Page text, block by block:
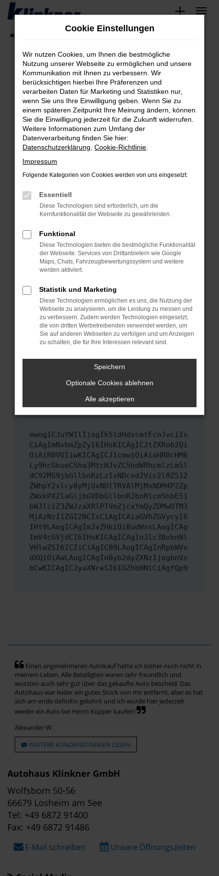
Zum
springen
Fehler: Network Error
Beim Laden ist ein Fehler aufgetreten.
Hier sind ein paar Tipps, die dir helfen können:
Überprüfe deine Firewall und deine
Internetverbindung.
Laden andere Webseiten, zum Beispiel deine
Suchmaschine?
Prüfe deine Browsererweiterungen.
können das Laden bestimmter Seiten
verhindern. Funktioniert die Seite in einem
anderen Browser oder in einem privaten
Starte dein Gerät neu.
Das kann manchmal helfen, vorübergehende
Probleme zu beheben.
Betriebssystem auf dem neuesten Stand
sind.
Veraltete Software birgt nicht nur ein
Sicherheitsrisiko, sondern kann auch dazu
führen, dass bestimmte Funktionen nicht mehr
unterstützt werden.
Wende dich an den Webseitenbetreiber.
Wenn du alle oben genannten Schritte versucht
hast, kontaktiere uns bitte. Wir werden
versuchen, das Problem zu beheben. Du kannst
uns diesen Text schicken, um uns bei der
ewogICJuYW1lIjogIk5ldHdvcmtFcnJvciIs
CiAgImNvbmZpZyI6IHsKICAgICJtZXRob2Qi
OiAiR0VUIiwKICAgICJ1cmwiOiAiaHR0cHM6
Ly9hcGkueC5ha3MtcHJvZC5hdWRhcmlzLm5l
dC92MS9jbGllbnRzLzIxNDcvd2Vic2l0ZS12
ZWhpY2xlcy8yMjUxNDlTRVAlMjMxNDM4P2Zp
ZWxkPXZlaGljbGVDbGllbnRJbnRlcm5hbE51
bWJlciZ3ZWJzaXRlPTVmZjcxYmQyZDMwOTM3
MjAzNzI1ZGI2NCIsCiAgICAiaGVhZGVycyI6
IHt9LAogICAgImJvZHkiOiBudWxsLAogICAg
ImV4cGVjdCI6IHsKICAgICAgInJlc3BvbnNl
VHlwZSI6ICIiCiAgICB9LAogICAgInRpbWVv
dXQiOiAwLAogICAgInByb2dyZXNzIjogbnVs
bCwKICAgICJyaXNreSI6IGZhbHNlCiAgfQp9
Einen angenehmeren Autokauf hatte ich bisher noch nicht in
meinem Leben. Alle Beteiligten waren sehr freundlich und
wussten auch sehr gut über das gekaufte Auto bescheid. Das
Autohaus war leider ein gutes Stück von mir entfernt, aber es hat
sich am ende definitiv gelohnt und ich würde hier jederzeit
wieder ein Auto bei Herrn Küpper kaufen!
Alexander W.
WEITERE KUNDENSTIMMEN LESEN
Autohaus Klinkner GmbH
Wolfsborn 50-56
66679 Losheim am See
Tel: +49 6872 91400
Fax: +49 6872 91486
E-Mail schreiben Unsere Öffnungszeiten
Cookie Einstellungen
Wir nutzen Cookies, um Ihnen die bestmögliche
Nutzung unserer Webseite zu ermöglichen und unsere
Kommunikation mit Ihnen zu verbessern. Wir
berücksichtigen hierbei Ihre Präferenzen und
verarbeiten Daten für Marketing und Statistiken nur,
wenn Sie uns Ihre Einwilligung geben. Wenn Sie zu
einem späteren Zeitpunkt Ihre Meinung ändern, können
Sie die Einwilligung jederzeit für die Zukunft widerrufen.
Weitere Informationen zum Umfang der
Datenverarbeitung finden Sie hier:
Datenschutzerklärung Cookie-Richtlinie
Impressum
Folgende Kategorien von Cookies werden von uns eingesetzt:
Essentiell
Diese Technologien sind erforderlich, um die
Kernfunktionalität der Webseite zu gewährleisten.
Funktional
Diese Technologien bieten die bestmögliche Funktionalität
der Webseite. Services von Drittanbietern wie Google
Maps, Chats, Fahrzeugbewertungssystem und weitere
werden aktiviert.
Statistik und Marketing
Diese Technologien ermöglichen es uns, die Nutzung der
Webseite zu analysieren, um die Leistung zu messen und
zu verbessern. Zudem werden Technologien eingesetzt,
die von dritten Werbetreibenden verwendet werden, um
Sie auf anderen Webseiten zu verfolgen und um Anzeigen
zu schalten, die für Ihre Interessen relevant sind.
Speichern
Optionale Cookies ablehnen
Alle akzeptieren